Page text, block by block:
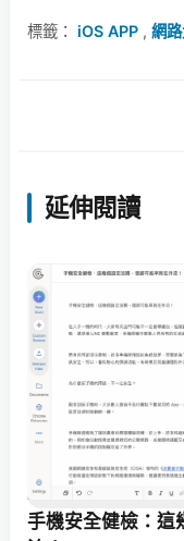
標籤： iOS APP , 網
延伸閱讀
手機安全健檢：這